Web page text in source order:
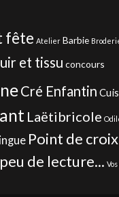
fête Atelier Barbie
et tissu concours
Cré Enfantin
Laëtibricole
Point de croix
de lecture...